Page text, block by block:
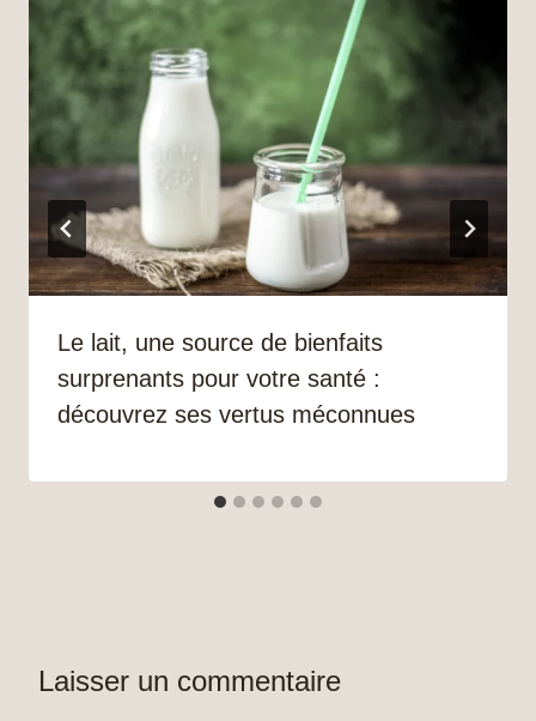
Le lait, une source de bienfaits
surprenants pour votre santé :
découvrez ses vertus méconnues
Laisser un commentaire